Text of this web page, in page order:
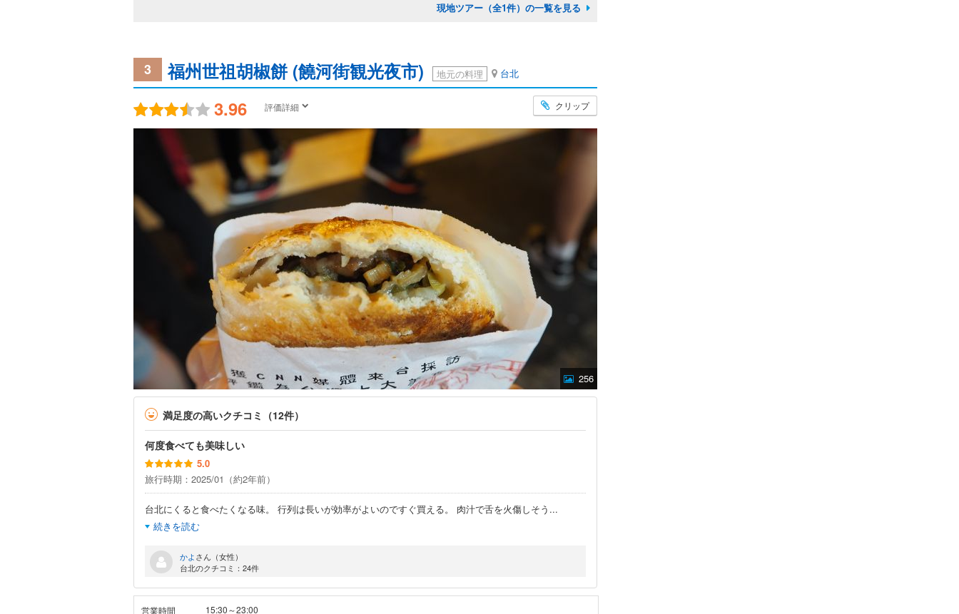
現地ツアー（全1件）の一覧を見る
3 福州世祖胡椒餅 (饒河街観光夜市) 地元の料理 台北
3.96 評価詳細 クリップ
256
満足度の高いクチコミ（12件）
何度食べても美味しい
5.0
旅行時期：2025/01（約2年前）
台北にくると食べたくなる味。 行列は長いが効率がよいのですぐ買える。 肉汁で舌を火傷しそう ...
続きを読む
かよさん（女性）
台北のクチコミ：24件
営業時間 15:30～23:00